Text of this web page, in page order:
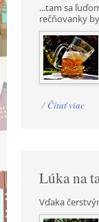
...tam sa
rečňovanky
/ Čítať viac
Lúka na
Vďaka